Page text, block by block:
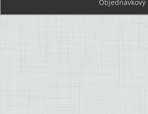
Objednávkový